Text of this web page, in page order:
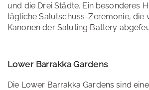
und die Drei Städte. Ein besonderes
tägliche Salutschuss-Zeremonie, die
Kanonen der Saluting Battery
Lower Barrakka Gardens
Die Lower Barrakka Gardens sind